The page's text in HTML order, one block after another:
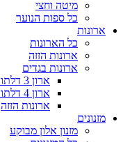
מיטה וחצי
כל ספות הנוער
ארונות
כל הארונות
ארונות הזזה
ארונות בגדים
ארון 3 דלתות
ארון 4 דלתות
ארונות הזזה
מזנונים
מזנון אלון מבוקע